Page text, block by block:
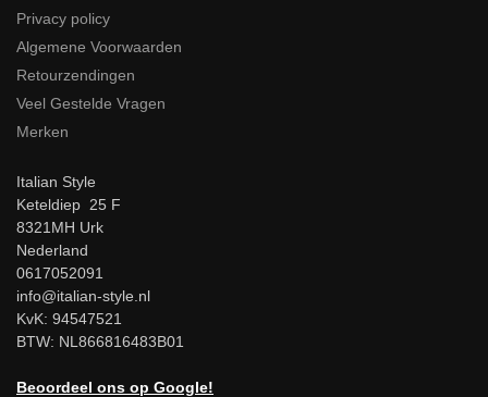
Privacy policy
Algemene Voorwaarden
Retourzendingen
Veel Gestelde Vragen
Merken
Italian Style
Keteldiep 25 F
8321MH Urk
Nederland
0617052091
info@italian-style.nl
KvK: 94547521
BTW: NL866816483B01
Beoordeel ons op Google!